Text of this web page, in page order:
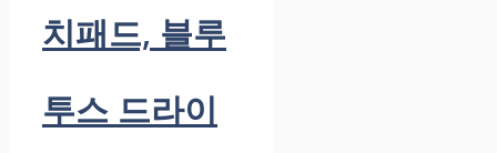
치패드, 블루
투스 드라이